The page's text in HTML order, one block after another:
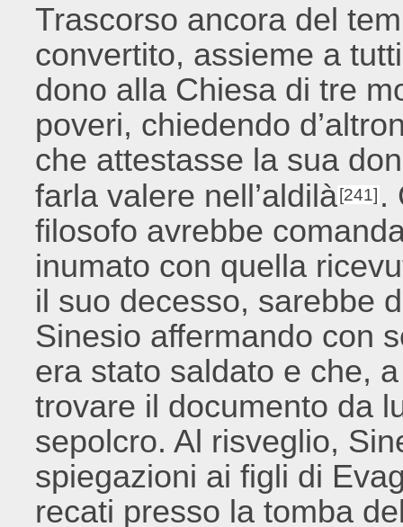
Trascorso ancora del
convertito, assieme a
dono alla Chiesa di tre
poveri, chiedendo
che attestasse la sua
farla valere nell’aldilà [241] .
filosofo avrebbe
inumato con quella
il suo decesso, sarebbe
Sinesio affermando con
era stato saldato e che,
trovare il documento da
sepolcro. Al risveglio,
spiegazioni ai figli di
recati presso la tomba